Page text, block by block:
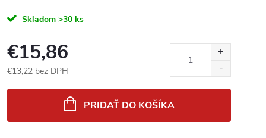
Skladom >30 ks
€15,86
€13,22 bez DPH
PRIDAŤ DO KOŠÍKA